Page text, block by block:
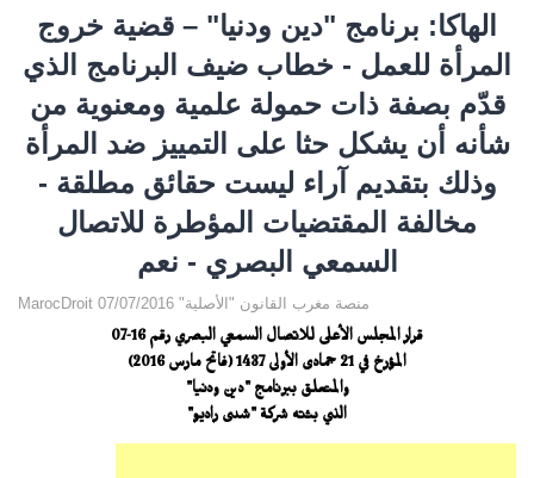
الهاكا: برنامج "دين ودنيا" – قضية خروج
المرأة للعمل - خطاب ضيف البرنامج الذي
قدّم بصفة ذات حمولة علمية ومعنوية من
شأنه أن يشكل حثا على التمييز ضد المرأة
وذلك بتقديم آراء ليست حقائق مطلقة -
مخالفة المقتضيات المؤطرة للاتصال
السمعي البصري - نعم
MarocDroit منصة مغرب القانون "الأصلية" 07/07/2016
قرار المجلس الأعلى للاتصال السمعي البصري رقم 16-07
المؤرخ في 21 جمادى الأولى 1437 (فاتح مارس 2016)
والمتعلق ببرنامج "دين ودنيا"
الذي بثته شركة "شدى راديو"